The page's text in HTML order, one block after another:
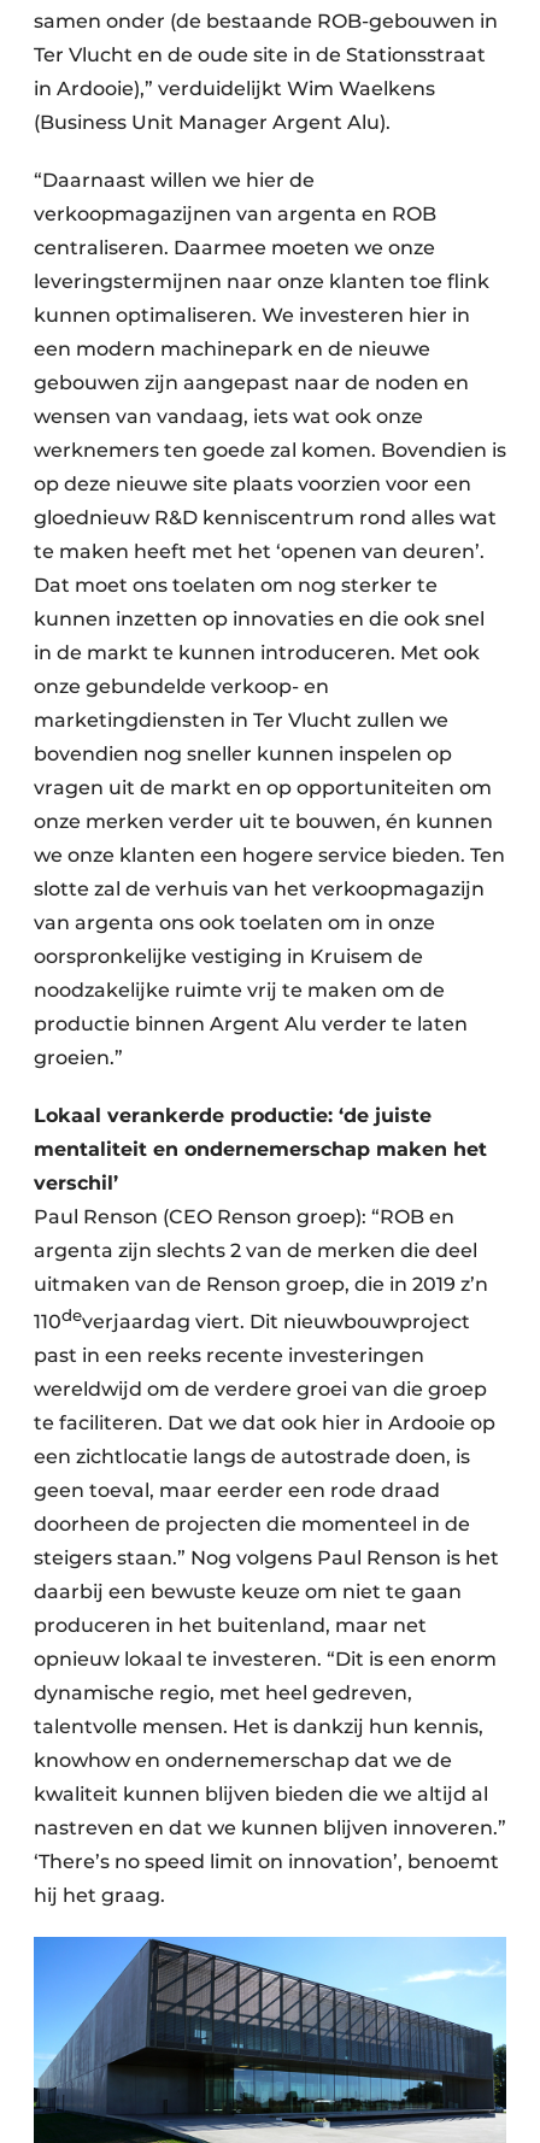
samen onder (de bestaande ROB-gebouwen in
Ter Vlucht en de oude site in de Stationsstraat
in Ardooie),” verduidelijkt Wim Waelkens
(Business Unit Manager Argent Alu).
“Daarnaast willen we hier de
verkoopmagazijnen van argenta en ROB
centraliseren. Daarmee moeten we onze
leveringstermijnen naar onze klanten toe flink
kunnen optimaliseren. We investeren hier in
een modern machinepark en de nieuwe
gebouwen zijn aangepast naar de noden en
wensen van vandaag, iets wat ook onze
werknemers ten goede zal komen. Bovendien is
op deze nieuwe site plaats voorzien voor een
gloednieuw R&D kenniscentrum rond alles wat
te maken heeft met het ‘openen van deuren’.
Dat moet ons toelaten om nog sterker te
kunnen inzetten op innovaties en die ook snel
in de markt te kunnen introduceren. Met ook
onze gebundelde verkoop- en
marketingdiensten in Ter Vlucht zullen we
bovendien nog sneller kunnen inspelen op
vragen uit de markt en op opportuniteiten om
onze merken verder uit te bouwen, én kunnen
we onze klanten een hogere service bieden. Ten
slotte zal de verhuis van het verkoopmagazijn
van argenta ons ook toelaten om in onze
oorspronkelijke vestiging in Kruisem de
noodzakelijke ruimte vrij te maken om de
productie binnen Argent Alu verder te laten
groeien.”
Lokaal verankerde productie: ‘de juiste
mentaliteit en ondernemerschap maken het
verschil’
Paul Renson (CEO Renson groep): “ROB en
argenta zijn slechts 2 van de merken die deel
uitmaken van de Renson groep, die in 2019 z’n
110deverjaardag viert. Dit nieuwbouwproject
past in een reeks recente investeringen
wereldwijd om de verdere groei van die groep
te faciliteren. Dat we dat ook hier in Ardooie op
een zichtlocatie langs de autostrade doen, is
geen toeval, maar eerder een rode draad
doorheen de projecten die momenteel in de
steigers staan.” Nog volgens Paul Renson is het
daarbij een bewuste keuze om niet te gaan
produceren in het buitenland, maar net
opnieuw lokaal te investeren. “Dit is een enorm
dynamische regio, met heel gedreven,
talentvolle mensen. Het is dankzij hun kennis,
knowhow en ondernemerschap dat we de
kwaliteit kunnen blijven bieden die we altijd al
nastreven en dat we kunnen blijven innoveren.”
‘There’s no speed limit on innovation’, benoemt
hij het graag.